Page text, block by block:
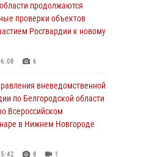
продолжаются
проверки объектов
Росгвардии к новому
6
вневедомственной
по Белгородской области
Всероссийском
в Нижнем Новгороде
8 1